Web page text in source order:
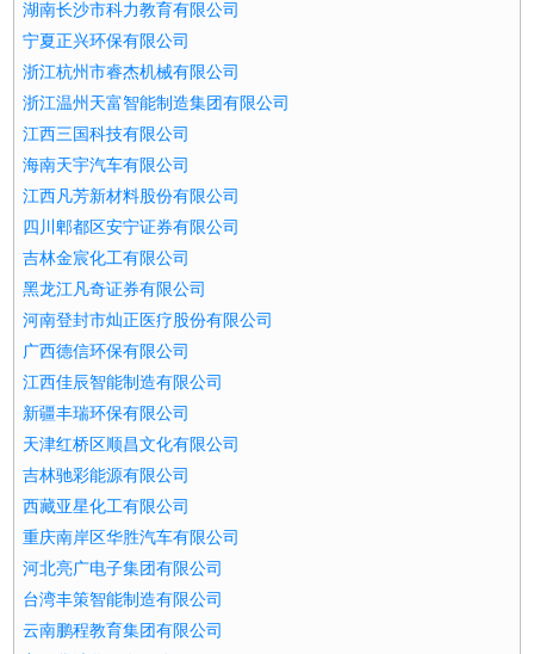
湖南长沙市科力教育有限公司
宁夏正兴环保有限公司
浙江杭州市睿杰机械有限公司
浙江温州天富智能制造集团有限公司
江西三国科技有限公司
海南天宇汽车有限公司
江西凡芳新材料股份有限公司
四川郫都区安宁证券有限公司
吉林金宸化工有限公司
黑龙江凡奇证券有限公司
河南登封市灿正医疗股份有限公司
广西德信环保有限公司
江西佳辰智能制造有限公司
新疆丰瑞环保有限公司
天津红桥区顺昌文化有限公司
吉林驰彩能源有限公司
西藏亚星化工有限公司
重庆南岸区华胜汽车有限公司
河北亮广电子集团有限公司
台湾丰策智能制造有限公司
云南鹏程教育集团有限公司